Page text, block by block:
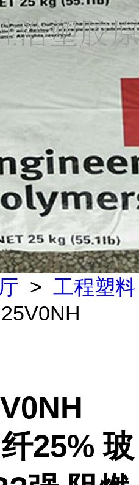
> 工程塑料
25% 玻